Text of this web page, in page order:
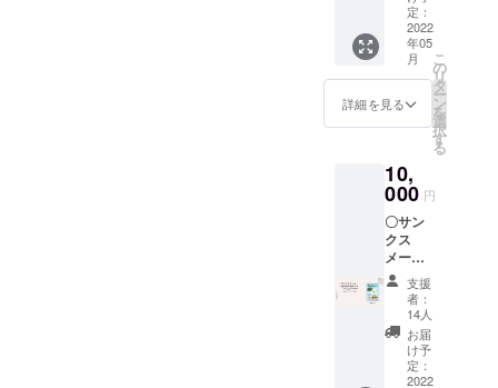
題）
B5版
24P カ
ラー 八
重山の
マラリ
アの歴
史の絵
ラリア
と闘っ
た人々
に焦点
を当て
なが
ら、感
染症の
ない世
界へ向
けて一
人一人
が何を
定：
2022
年05
月
詳細を見る
こ
の
リ
タ
ー
ン
を
選
択
す
る
10,
000 円
〇サン
クス
メール
〇絵本
「八重
山のマ
ラリ
ア」
（仮
題）
支援
者：
14人
お届
け予
定：
2022